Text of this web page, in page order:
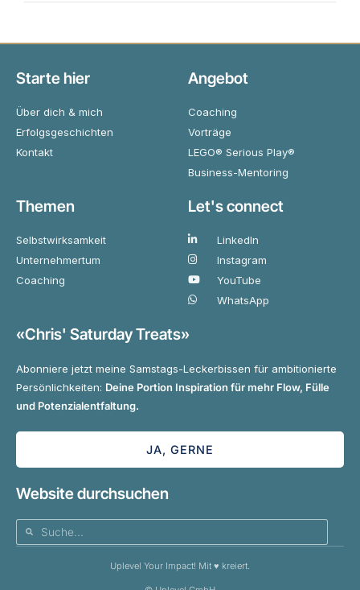
Starte hier
Über dich & mich
Erfolgsgeschichten
Kontakt
Angebot
Coaching
Vorträge
LEGO® Serious Play®
Business-Mentoring
Themen
Selbstwirksamkeit
Unternehmertum
Coaching
Let's connect
LinkedIn
Instagram
YouTube
WhatsApp
«Chris' Saturday Treats»
Abonniere jetzt meine Samstags-Leckerbissen für ambitionierte
Persönlichkeiten: Deine Portion Inspiration für mehr Flow, Fülle
und Potenzialentfaltung.
JA, GERNE
Website durchsuchen
Uplevel Your Impact! Mit ♥️ kreiert.